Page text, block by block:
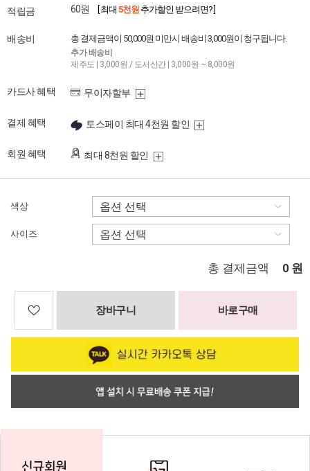
적립금 60원 [ 최대 5천원 추가할인 받으려면? ]
배송비 총 결제금액이 50,000원 미만시 배송비 3,000원이 청구됩니다.
추가 배송비
제주도 | 3,000원 / 도서산간 | 3,000원 ~ 8,000원
카드사 혜택 무이자할부
결제 혜택 토스페이 최대 4천원 할인
회원 혜택 최대 8천원 할인
색상
사이즈
총 결제금액 0 원
장바구니 바로구매